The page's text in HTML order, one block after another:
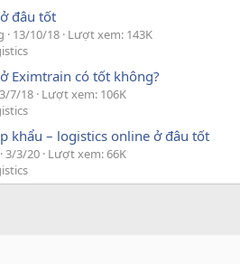
đâu tốt
13/10/18 Lượt xem: 143K
Eximtrain có tốt không?
7/18 Lượt xem: 106K
khẩu – logistics online ở đâu tốt
3/3/20 Lượt xem: 66K